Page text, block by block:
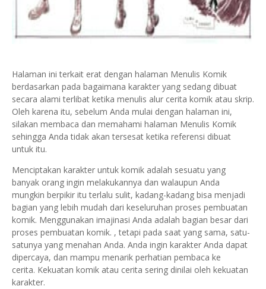
Halaman ini terkait erat dengan halaman Menulis Komik
berdasarkan pada bagaimana karakter yang sedang dibuat
secara alami terlibat ketika menulis alur cerita komik atau skrip.
Oleh karena itu, sebelum Anda mulai dengan halaman ini,
silakan membaca dan memahami halaman Menulis Komik
sehingga Anda tidak akan tersesat ketika referensi dibuat
untuk itu.
Menciptakan karakter untuk komik adalah sesuatu yang
banyak orang ingin melakukannya dan walaupun Anda
mungkin berpikir itu terlalu sulit, kadang-kadang bisa menjadi
bagian yang lebih mudah dari keseluruhan proses pembuatan
komik. Menggunakan imajinasi Anda adalah bagian besar dari
proses pembuatan komik. , tetapi pada saat yang sama, satu-
satunya yang menahan Anda. Anda ingin karakter Anda dapat
dipercaya, dan mampu menarik perhatian pembaca ke
cerita. Kekuatan komik atau cerita sering dinilai oleh kekuatan
karakter.